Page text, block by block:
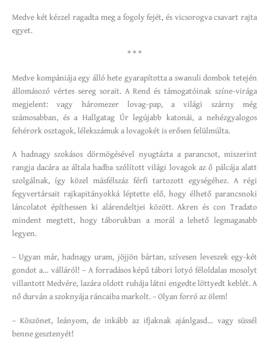
Medve két kézzel ragadta meg a fogoly fejét, és vicsorogva csavart rajta
egyet.
* * *
Medve kompániája egy álló hete gyarapította a swanuli dombok tetején
állomásozó vértes sereg sorait. A Rend és támogatóinak színe-virága
megjelent: vagy háromezer lovag-pap, a világi szárny még
számosabban, és a Hallgatag Úr legújabb katonái, a nehézgyalogos
fehérork osztagok, lélekszámuk a lovagokét is erősen felülmúlta.
A hadnagy szokásos dörmögésével nyugtázta a parancsot, miszerint
rangja dacára az általa hadba szólított világi lovagok az ő pálcája alatt
szolgálnak, így közel másfélszáz férfi tartozott egységéhez. A régi
fegyvertársait rajkapitányokká léptette elő, hogy élhető parancsnoki
láncolatot építhessen ki alárendeltjei között. Akren és con Tradato
mindent megtett, hogy táborukban a morál a lehető legmagasabb
legyen.
– Ugyan már, hadnagy uram, jöjjön bártan, szívesen leveszek egy-két
gondot a… válláról! – A forradásos képű tábori lotyó féloldalas mosolyt
villantott Medvére, lazára oldott ruhája látni engedte löttyedt keblét. A
nő durván a szoknyája ráncaiba markolt. – Olyan forró az ölem!
– Köszönet, leányom, de inkább az ifjaknak ajánlgasd… vagy süssél
benne gesztenyét!